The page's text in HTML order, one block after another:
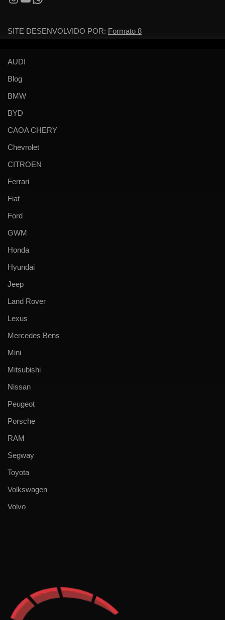
SITE DESENVOLVIDO POR: Formato 8
AUDI
Blog
BMW
BYD
CAOA CHERY
Chevrolet
CITROEN
Ferrari
Fiat
Ford
GWM
Honda
Hyundai
Jeep
Land Rover
Lexus
Mercedes Bens
Mini
Mitsubishi
Nissan
Peugeot
Porsche
RAM
Segway
Toyota
Volkswagen
Volvo